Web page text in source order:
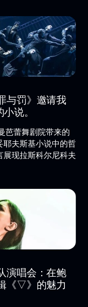
与罚》邀请我
说。
芭蕾舞剧院带来的
耶夫斯基小说中的哲
现拉斯科尔尼科夫
演唱会：在鲍
《▽》的魅力